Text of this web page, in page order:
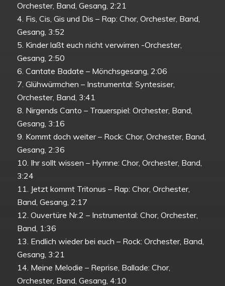
Orchester, Band, Gesang, 2:21
4. Fis, Cis, Gis und Dis – Rap: Chor, Orchester, Band,
Gesang, 3:52
5. Kinder laßt euch nicht verwirren -Orchester,
Gesang, 2:50
6. Cantate Badate – Mönchsgesang, 2:06
7. Glühwürmchen – Instrumental: Syntesiser,
Orchester, Band, 3:41
8. Nirgends Canto – Trauerspiel: Orchester, Band,
Gesang, 3:16
9. Kommt doch weiter – Rock: Chor, Orchester, Band,
Gesang, 2:36
10. Ihr sollt wissen – Hymne: Chor, Orchester, Band,
3:24
11. Jetzt kommt Tritonus – Rap: Chor, Orchester,
Band, Gesang, 2:17
12. Ouvertüre Nr.2 – Instrumental: Chor, Orchester,
Band, 1:36
13. Endlich wieder bei euch – Rock: Orchester, Band,
Gesang, 3:21
14. Meine Melodie – Reprise, Ballade: Chor,
Orchester, Band, Gesang, 4:10